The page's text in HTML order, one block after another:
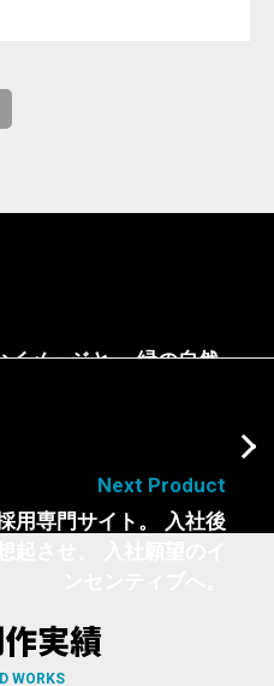
メージと、 緑の自然
Next Product
用専門サイト。 入社後
実績
WORKS